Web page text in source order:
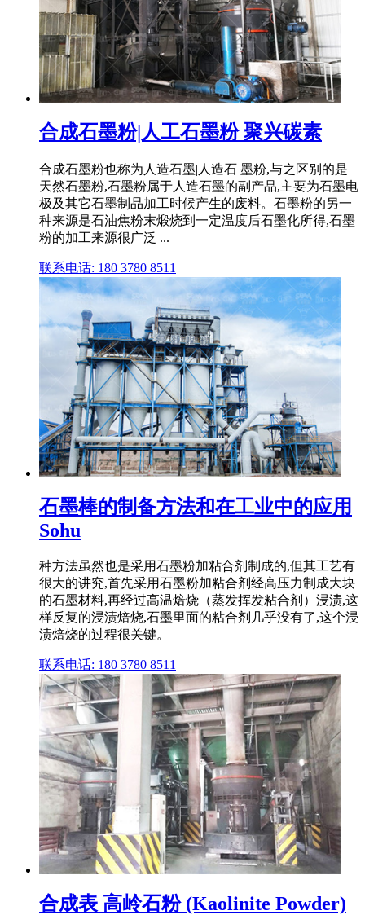
合成石墨粉|人工石墨粉 聚兴碳素
合成石墨粉也称为人造石墨|人造石 墨粉,与之区别的是
天然石墨粉,石墨粉属于人造石墨的副产品,主要为石墨电
极及其它石墨制品加工时候产生的废料。石墨粉的另一
种来源是石油焦粉末煅烧到一定温度后石墨化所得,石墨
粉的加工来源很广泛 ...
联系电话: 180 3780 8511
石墨棒的制备方法和在工业中的应用
Sohu
种方法虽然也是采用石墨粉加粘合剂制成的,但其工艺有
很大的讲究,首先采用石墨粉加粘合剂经高压力制成大块
的石墨材料,再经过高温焙烧（蒸发挥发粘合剂）浸渍,这
样反复的浸渍焙烧,石墨里面的粘合剂几乎没有了,这个浸
渍焙烧的过程很关键。
联系电话: 180 3780 8511
合成表 高岭石粉 (Kaolinite Powder)